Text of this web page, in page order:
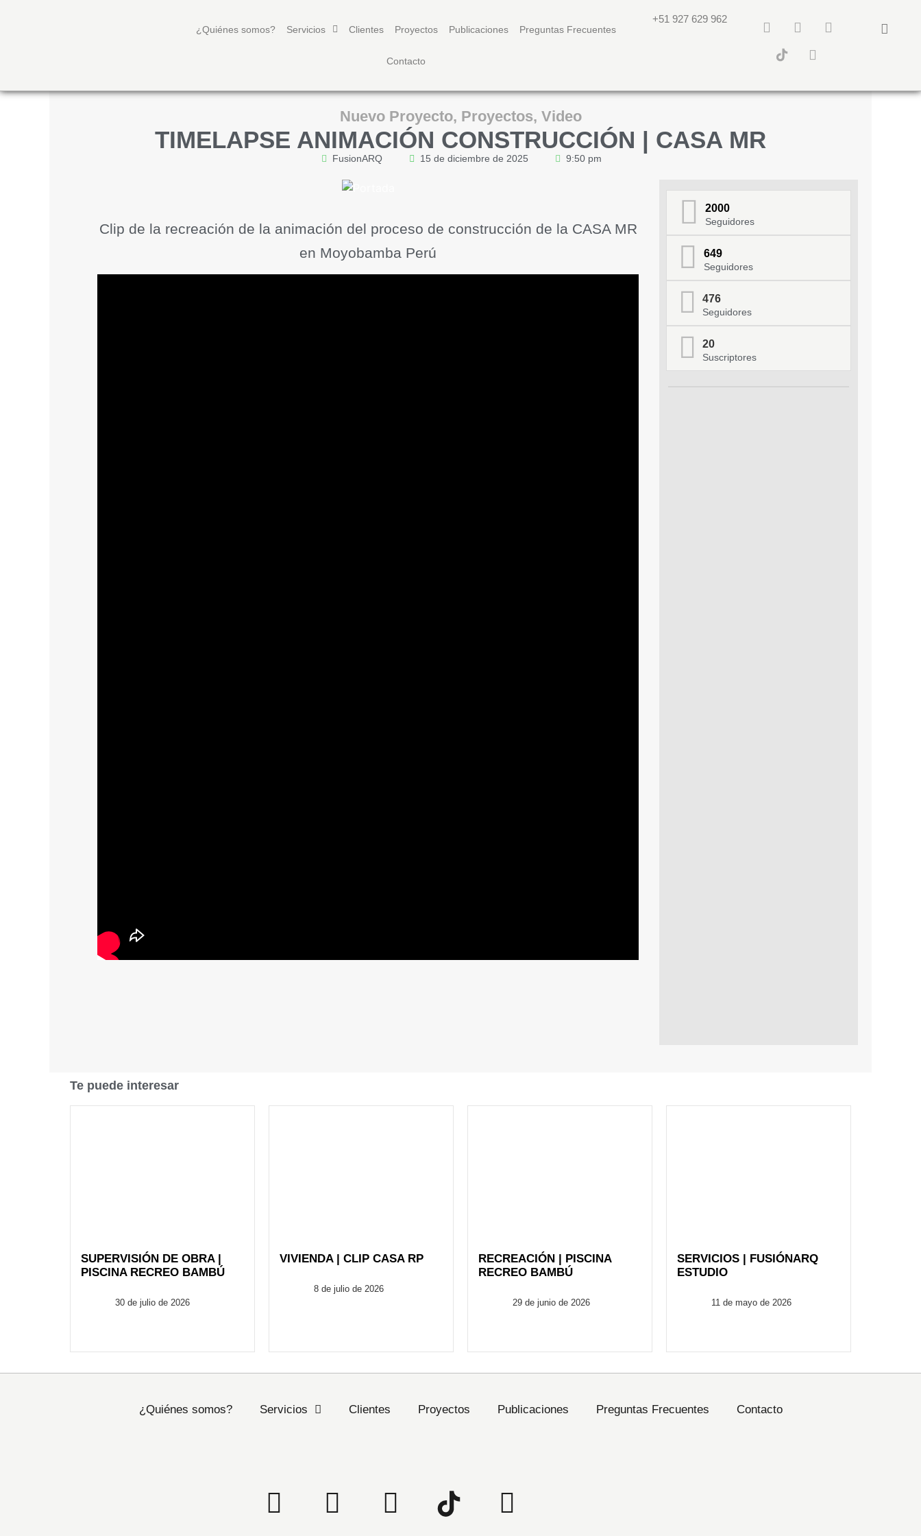
¿Quiénes somos? Servicios Clientes Proyectos Publicaciones Preguntas Frecuentes
Contacto
+51 927 629 962
Nuevo Proyecto, Proyectos, Video
TIMELAPSE ANIMACIÓN CONSTRUCCIÓN | CASA MR
FusionARQ 15 de diciembre de 2025 9:50 pm
Clip de la recreación de la animación del proceso de construcción de la CASA MR
en Moyobamba Perú
2000
Seguidores
649
Seguidores
476
Seguidores
20
Suscriptores
Te puede interesar
SUPERVISIÓN DE OBRA |
PISCINA RECREO BAMBÚ
30 de julio de 2026
VIVIENDA | CLIP CASA RP
8 de julio de 2026
RECREACIÓN | PISCINA
RECREO BAMBÚ
29 de junio de 2026
SERVICIOS | FUSIÓNARQ
ESTUDIO
11 de mayo de 2026
¿Quiénes somos? Servicios Clientes Proyectos Publicaciones Preguntas Frecuentes Contacto